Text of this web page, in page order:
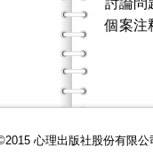
討論問
個案注
心理出版社股份有限